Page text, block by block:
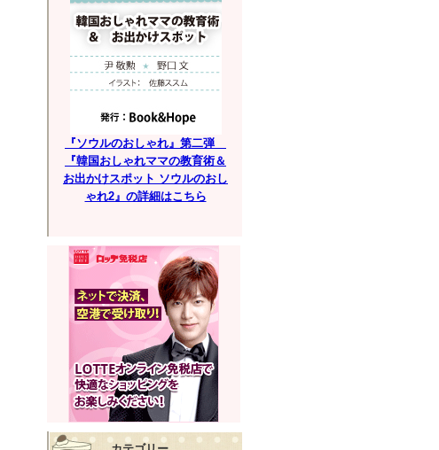
『ソウルのおしゃれ』第二弾
『韓国おしゃれママの教育術＆
お出かけスポット ソウルのおし
ゃれ2』の詳細はこちら